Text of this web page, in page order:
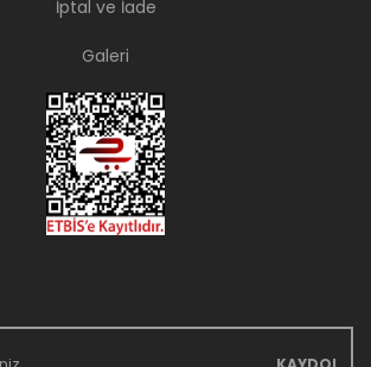
İptal ve İade
Galeri